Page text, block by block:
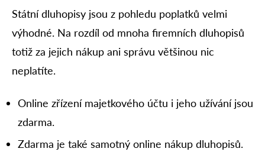
Státní dluhopisy jsou z pohledu poplatků velmi
výhodné. Na rozdíl od mnoha firemních dluhopisů
totiž za jejich nákup ani správu většinou nic
neplatíte.
Online zřízení majetkového účtu i jeho užívání jsou
zdarma.
Zdarma je také samotný online nákup dluhopisů.